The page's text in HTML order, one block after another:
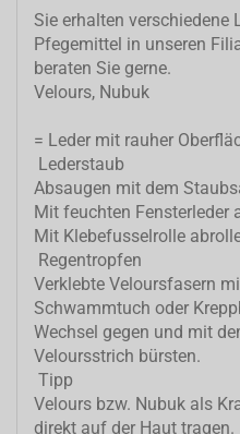
Sie erhalten verschiedene
Pfegemittel in unseren
beraten Sie gerne.
Velours, Nubuk
= Leder mit rauher
Lederstaub
Absaugen mit dem
Mit feuchten Fensterleder
Mit Klebefusselrolle
Regentropfen
Verklebte Veloursfasern
Schwammtuch oder
Wechsel gegen und mit
Veloursstrich bürsten.
Tipp
Velours bzw. Nubuk als
direkt auf der Haut tragen.